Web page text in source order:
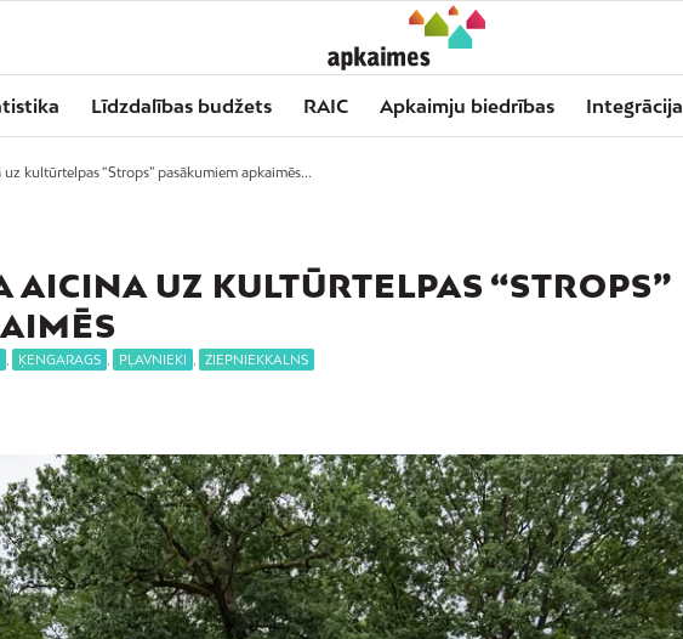
Līdzdalības budžets RAIC Apkaimju biedrības Integrācija
kultūrtelpas “Strops” pasākumiem apkaimēs...
AICINA UZ KULTŪRTELPAS “STROPS”
ĶENGARAGS PĻAVNIEKI ZIEPNIEKKALNS